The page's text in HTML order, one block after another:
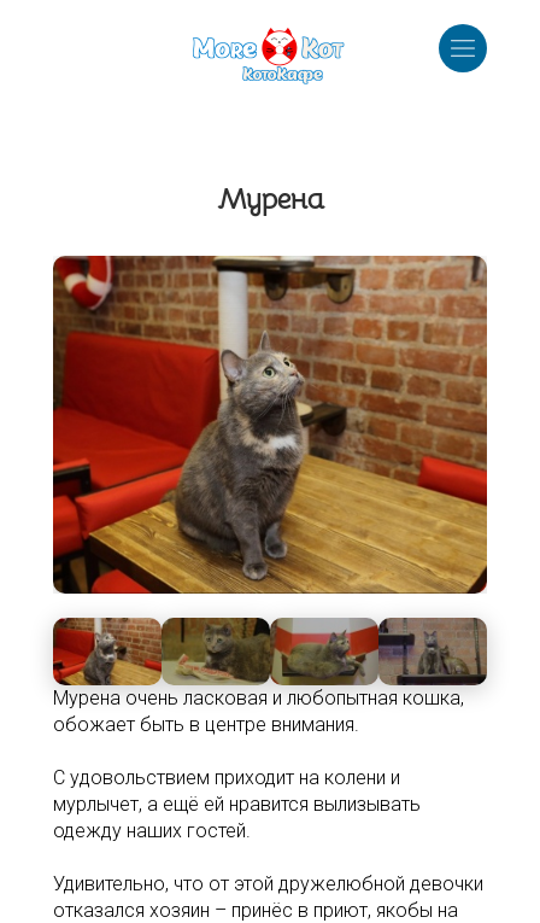
Мурена
Мурена очень ласковая и любопытная кошка,
обожает быть в центре внимания.
С удовольствием приходит на колени и
мурлычет, а ещё ей нравится вылизывать
одежду наших гостей.
Удивительно, что от этой дружелюбной девочки
отказался хозяин – принёс в приют, якобы на